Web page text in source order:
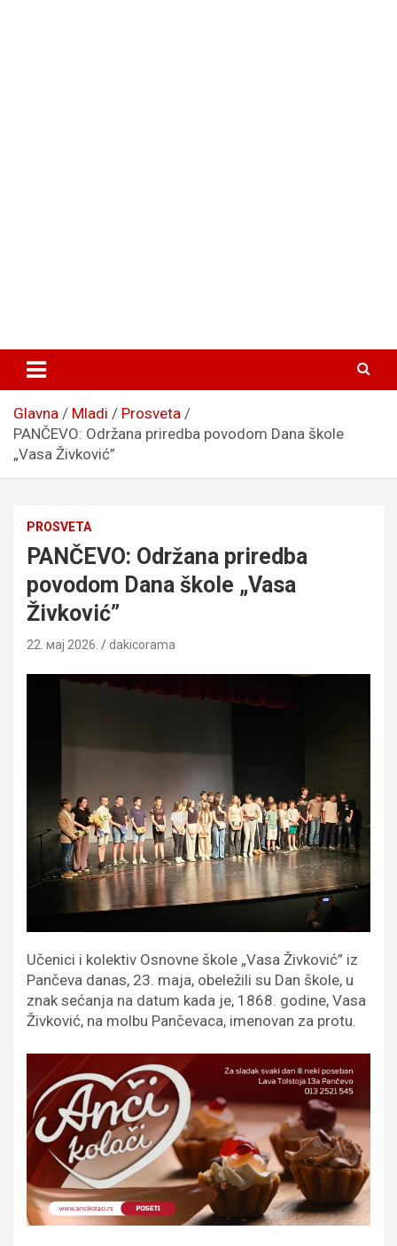
Glavna Mladi
Prosveta
PANČEVO: Održana priredba povodom Dana škole
„Vasa Živković”
PROSVETA
PANČEVO: Održana priredba
povodom Dana škole „Vasa
Živković”
22. мај 2026. dakicorama
Učenici i kolektiv Osnovne škole „Vasa Živković” iz
Pančeva danas, 23. maja, obeležili su Dan škole, u
znak sećanja na datum kada je, 1868. godine, Vasa
Živković, na molbu Pančevaca, imenovan za protu.